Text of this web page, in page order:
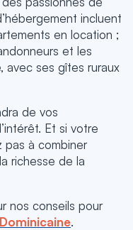
incluent
en location ;
et les
avec ses gîtes ruraux
de vos
Et si votre
pas à combiner
richesse de la
nos conseils pour
.